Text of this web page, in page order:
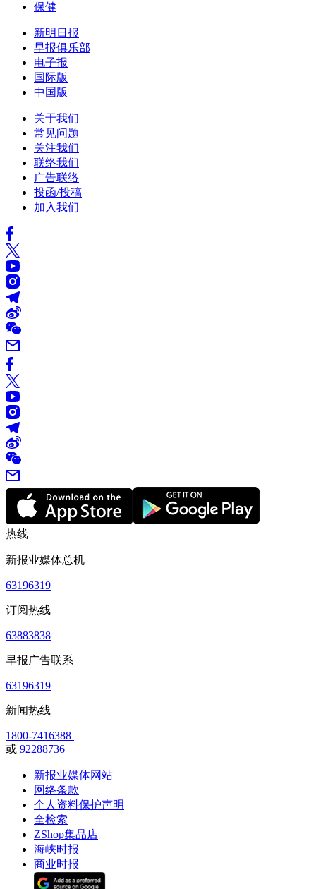
保健
新明日报
早报俱乐部
电子报
国际版
中国版
关于我们
常见问题
关注我们
联络我们
广告联络
投函/投稿
加入我们
热线
新报业媒体总机
63196319
订阅热线
63883838
早报广告联系
63196319
新闻热线
1800-7416388
或 92288736
新报业媒体网站
网络条款
个人资料保护声明
全检索
ZShop集品店
海峡时报
商业时报